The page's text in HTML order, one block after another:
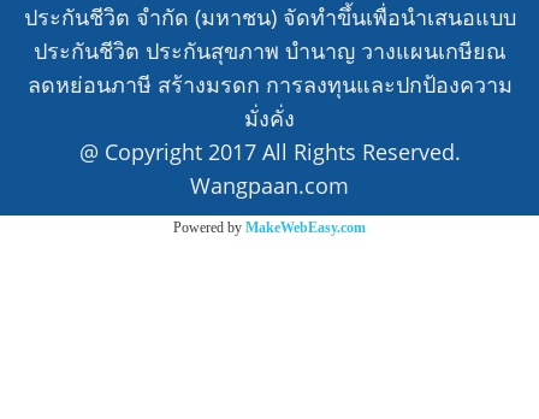
ประกันชีวิต จำกัด (มหาชน) จัดทำขึ้นเพื่อนำเสนอแบบ
ประกันชีวิต ประกันสุขภาพ บำนาญ วางแผนเกษียณ
ลดหย่อนภาษี สร้างมรดก การลงทุนและปกป้องความ
มั่งคั่ง
@ Copyright 2017 All Rights Reserved.
Wangpaan.com
Powered by MakeWebEasy.com